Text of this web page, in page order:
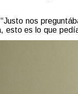
nos
esto es lo que